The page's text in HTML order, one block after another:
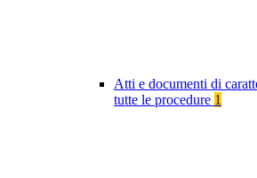
Atti e documenti di
tutte le procedure 1